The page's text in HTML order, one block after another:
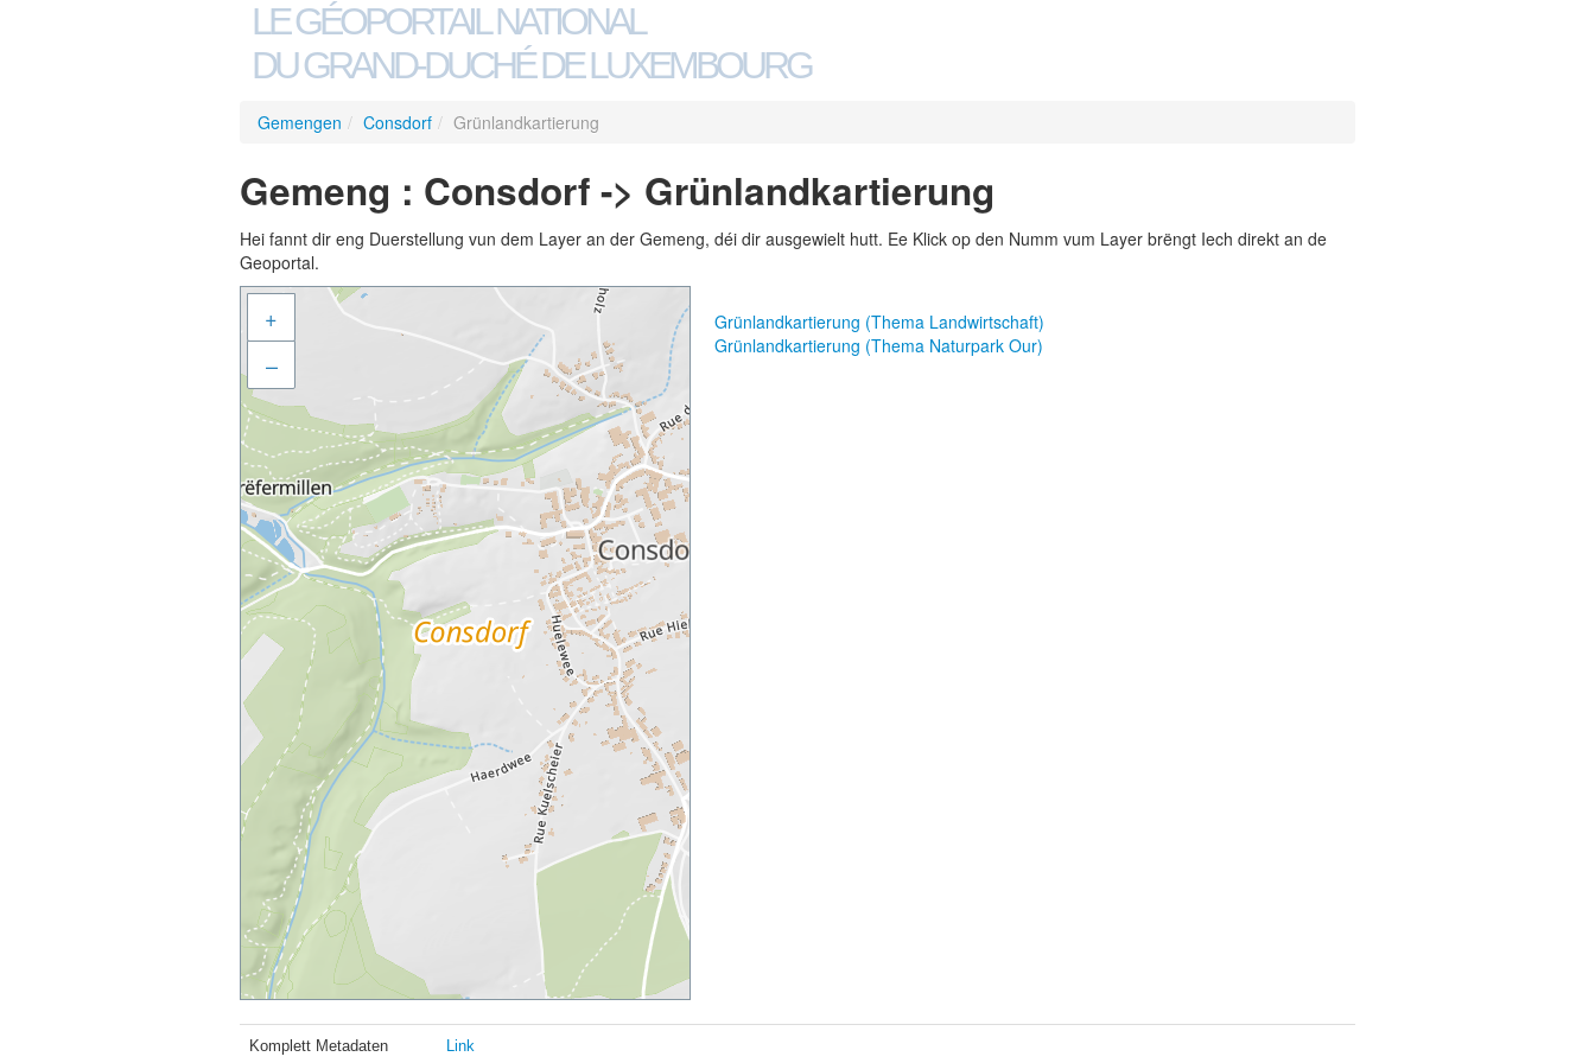
LE GÉOPORTAIL NATIONAL
DU GRAND-DUCHÉ DE LUXEMBOURG
Gemengen / Consdorf / Grünlandkartierung
Gemeng : Consdorf -> Grünlandkartierung
Hei fannt dir eng Duerstellung vun dem Layer an der Gemeng, déi dir ausgewielt hutt. Ee Klick op den Numm vum Layer brëngt Iech direkt an de
Geoportal.
+
–
Grünlandkartierung (Thema Landwirtschaft)
Grünlandkartierung (Thema Naturpark Our)
Komplett Metadaten Link